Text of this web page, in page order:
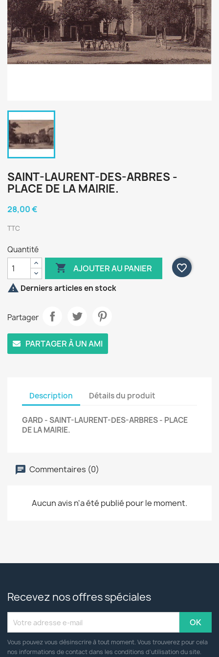
SAINT-LAURENT-DES-ARBRES -
PLACE DE LA MAIRIE.
28,00 €
TTC
Quantité
 AJOUTER AU PANIER
favorite_border
 Derniers articles en stock
Partager
PARTAGER À UN AMI
Description Détails du produit
GARD - SAINT-LAURENT-DES-ARBRES - PLACE
DE LA MAIRIE.
Commentaires (0)
Aucun avis n'a été publié pour le moment.
Recevez nos offres spéciales
Vous pouvez vous désinscrire à tout moment. Vous trouverez pour cela
nos informations de contact dans les conditions d'utilisation du site.